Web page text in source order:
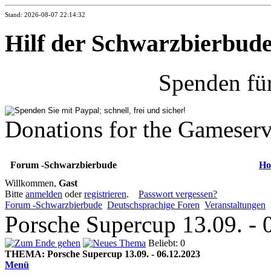
Stand: 2026-08-07 22:14:32
Hilf der
Spenden
Donations for the
Forum -Schwarzbierbude
Willkommen, Gast
Bitte anmelden oderregistrieren. Passwort vergessen?
Forum -Schwarzbierbude Deutschsprachige Foren Veranstaltungen
Porsche Supercup 13.09.
Beliebt: 0
THEMA: Porsche Supercup 13.09. - 06.12.2023
Menü